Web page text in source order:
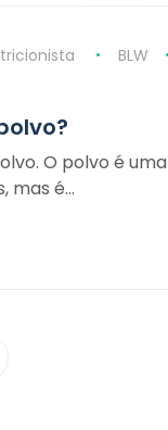
BLW
O polvo é uma
mas é…